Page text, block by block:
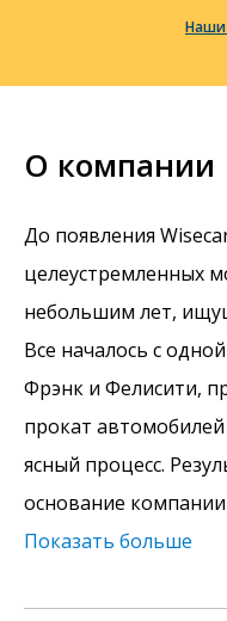
Наши
О компании
До появления
целеустремленных
небольшим лет,
Все началось с
Фрэнк и Фелисити,
прокат
ясный процесс.
основание компании
Показать больше